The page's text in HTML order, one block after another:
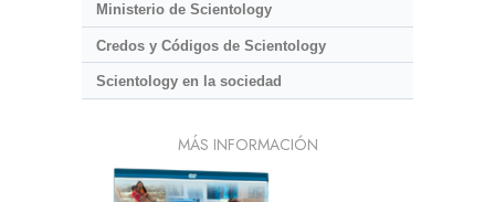
Ministerio de Scientology
Credos y Códigos de Scientology
Scientology en la sociedad
MÁS INFORMACIÓN